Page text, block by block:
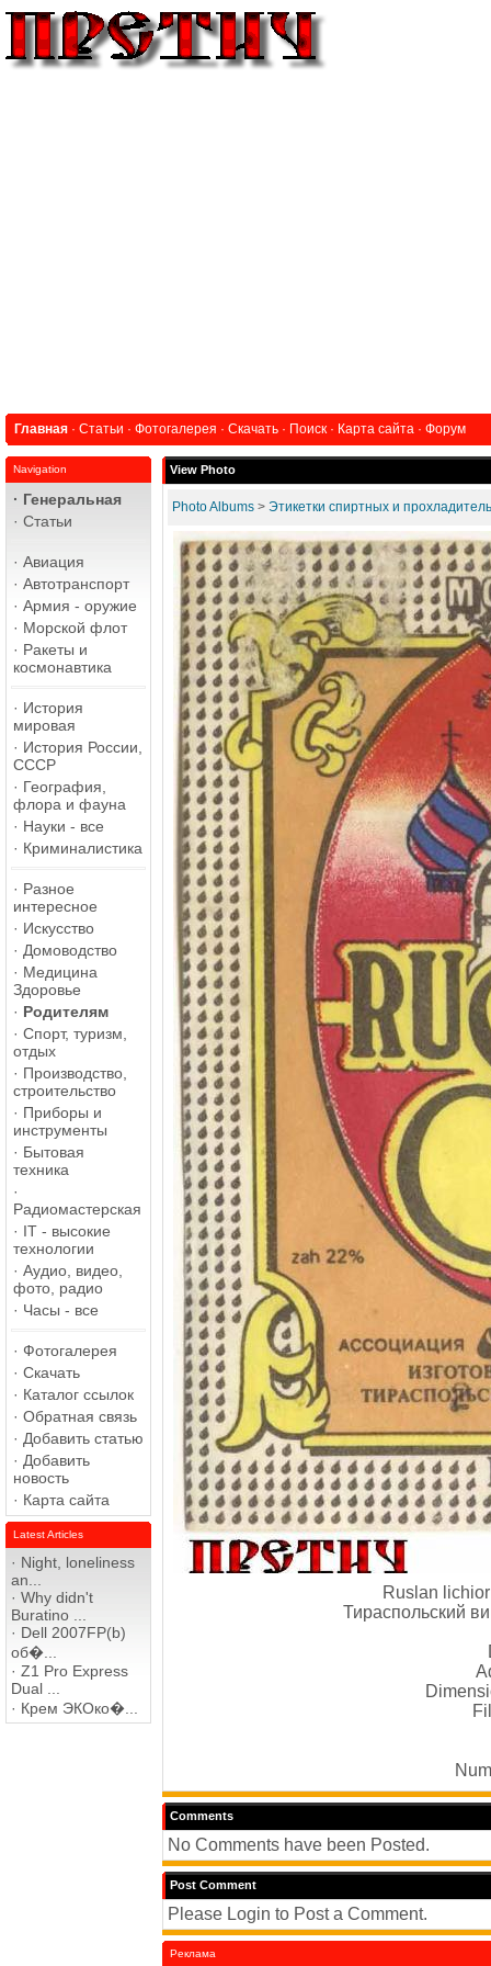
Главная · Статьи · Фотогалерея · Скачать · Поиск · Карта сайта · Форум
Navigation
· Генеральная
· Статьи
· Авиация
· Автотранспорт
· Армия - оружие
· Морской флот
· Ракеты и
космонавтика
· История
мировая
· История России,
СССР
· География,
флора и фауна
· Науки - все
· Криминалистика
· Разное
интересное
· Искусство
· Домоводство
· Медицина
Здоровье
· Родителям
· Спорт, туризм,
отдых
· Производство,
строительство
· Приборы и
инструменты
· Бытовая
техника
·
Радиомастерская
· IT - высокие
технологии
· Аудио, видео,
фото, радио
· Часы - все
· Фотогалерея
· Скачать
· Каталог ссылок
· Обратная связь
· Добавить статью
· Добавить
новость
· Карта сайта
Latest Articles
· Night, loneliness
an...
· Why didn't
Buratino ...
· Dell 2007FP(b)
об�...
· Z1 Pro Express
Dual ...
· Крем ЭКОко�...
View Photo
Photo Albums > Этикетки спиртных и
Ruslan
Тираспольский
Comments
No Comments have been Posted.
Post Comment
Please Login to Post a Comment.
Реклама